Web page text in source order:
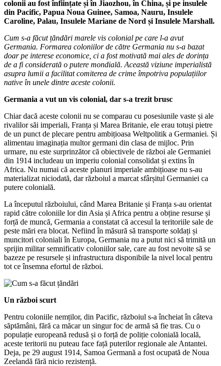
colonii au fost înființate și în Jiaozhou, în China, și pe insulele
din Pacific, Papua Noua Guinee, Samoa, Nauru, Insulele
Caroline, Palau, Insulele Mariane de Nord și Insulele Marshall.
Cum s-a făcut țăndări marele vis colonial pe care l-a avut
Germania. Formarea coloniilor de către Germania nu s-a bazat
doar pe interese economice, ci a fost motivată mai ales de dorința
de a fi considerată o putere mondială. Această viziune imperialistă
asupra lumii a facilitat comiterea de crime împotriva populațiilor
native în unele dintre aceste colonii.
Germania a vut un vis colonial, dar s-a trezit brusc
Chiar dacă aceste colonii nu se comparau cu posesiunile vaste și ale
rivalilor săi imperiali, Franța și Marea Britanie, ele erau totuși pietre
de un punct de plecare pentru ambițioasa Weltpolitik a Germaniei. Și
alimentau imaginația multor germani din clasa de mijloc. Prin
urmare, nu este surprinzător că obiectivele de război ale Germaniei
din 1914 includeau un imperiu colonial consolidat și extins în
Africa. Nu numai că aceste planuri imperiale ambițioase nu s-au
materializat niciodată, dar războiul a marcat sfârșitul Germaniei ca
putere colonială.
La începutul războiului, când Marea Britanie și Franța s-au orientat
rapid către coloniile lor din Asia și Africa pentru a obține resurse și
forță de muncă, Germania a constatat că accesul la teritoriile sale de
peste mări era blocat. Nefiind în măsură să transporte soldați și
muncitori coloniali în Europa, Germania nu a putut nici să trimită un
sprijin militar semnificativ coloniilor sale, care au fost nevoite să se
bazeze pe resursele și infrastructura disponibile la nivel local pentru
tot ce însemna efortul de război.
Un război scurt
Pentru coloniile nemților, din Pacific, războiul s-a încheiat în câteva
săptămâni, fără ca măcar un singur foc de armă să fie tras. Cu o
populație europeană redusă și o forță de poliție colonială locală,
aceste teritorii nu puteau face față puterilor regionale ale Antantei.
Deja, pe 29 august 1914, Samoa Germană a fost ocupată de Noua
Zeelandă fără nicio rezistență.